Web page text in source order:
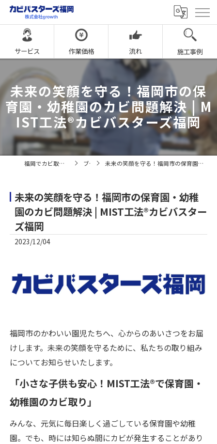
サービス 作業価格 流れ 施工事例
未来の笑顔を守る！福岡市の保
育園・幼稚園のカビ問題解決 | M
IST工法®カビバスターズ福岡
福岡でカビ取りならカビバスターズ福岡 ブログ 未来の笑顔を守る！福岡市の保育園・幼稚園のカビ問題解決 | MIST工法®カビバスターズ福岡
未来の笑顔を守る！福岡市の保育園・幼稚
園のカビ問題解決 | MIST工法®カビバスター
ズ福岡
2023/12/04
福岡市のかわいい園児たちへ、心からのあいさつをお届
けします。未来の笑顔を守るために、私たちの取り組み
についてお知らせいたします。
「小さな子供も安心！MIST工法®で保育園・
幼稚園のカビ取り」
みんな、元気に毎日楽しく過ごしている保育園や幼稚
園。でも、時には知らぬ間にカビが発生することがあり